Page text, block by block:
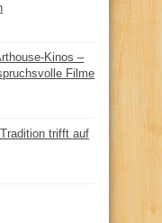
Kinos –
Filme
trifft auf